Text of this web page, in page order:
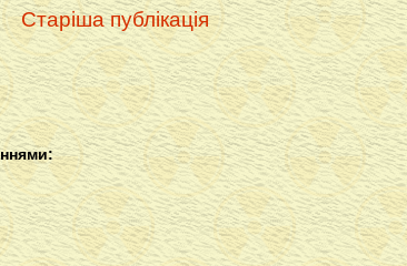
Старіша публікація